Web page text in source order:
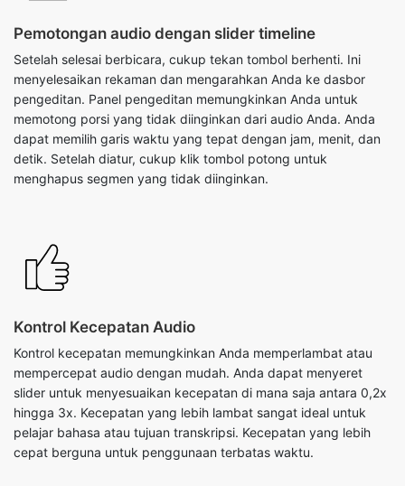
Pemotongan audio dengan slider timeline
Setelah selesai berbicara, cukup tekan tombol berhenti. Ini
menyelesaikan rekaman dan mengarahkan Anda ke dasbor
pengeditan. Panel pengeditan memungkinkan Anda untuk
memotong porsi yang tidak diinginkan dari audio Anda. Anda
dapat memilih garis waktu yang tepat dengan jam, menit, dan
detik. Setelah diatur, cukup klik tombol potong untuk
menghapus segmen yang tidak diinginkan.
Kontrol Kecepatan Audio
Kontrol kecepatan memungkinkan Anda memperlambat atau
mempercepat audio dengan mudah. Anda dapat menyeret
slider untuk menyesuaikan kecepatan di mana saja antara 0,2x
hingga 3x. Kecepatan yang lebih lambat sangat ideal untuk
pelajar bahasa atau tujuan transkripsi. Kecepatan yang lebih
cepat berguna untuk penggunaan terbatas waktu.